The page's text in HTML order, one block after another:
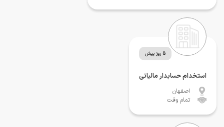
5 روز پیش
استخدام حسابدار مالیاتی
اصفهان
تمام وقت